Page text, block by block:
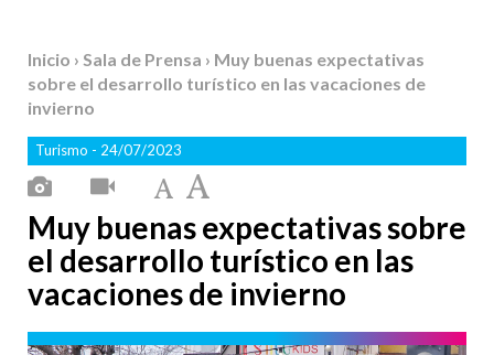
Inicio › Sala de Prensa › Muy buenas expectativas
sobre el desarrollo turístico en las vacaciones de
invierno
Turismo - 24/07/2023
Muy buenas expectativas sobre
el desarrollo turístico en las
vacaciones de invierno